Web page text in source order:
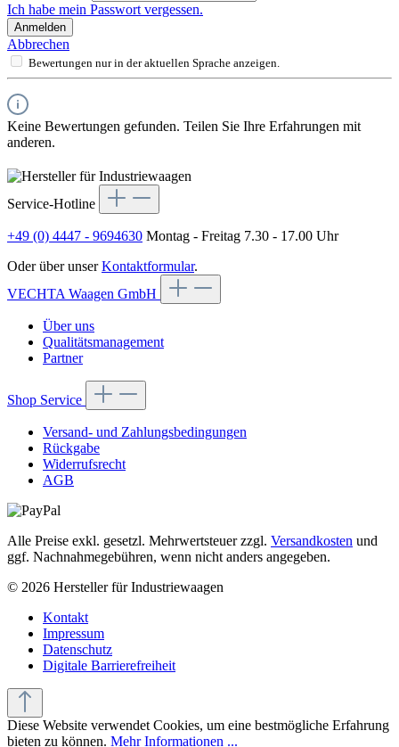
Ich habe mein Passwort vergessen.
Anmelden
Abbrechen
Bewertungen nur in der aktuellen Sprache anzeigen.
Keine Bewertungen gefunden. Teilen Sie Ihre Erfahrungen mit
anderen.
Service-Hotline
+49 (0) 4447 - 9694630 Montag - Freitag 7.30 - 17.00 Uhr
Oder über unserKontaktformular.
VECHTA Waagen GmbH
Über uns
Qualitätsmanagement
Partner
Shop Service
Versand- und Zahlungsbedingungen
Rückgabe
Widerrufsrecht
AGB
Alle Preise exkl. gesetzl. Mehrwertsteuer zzgl. Versandkosten und
ggf. Nachnahmegebühren, wenn nicht anders angegeben.
© 2026 Hersteller für Industriewaagen
Kontakt
Impressum
Datenschutz
Digitale Barrierefreiheit
Diese Website verwendet Cookies, um eine bestmögliche Erfahrung
bieten zu können. Mehr Informationen ...